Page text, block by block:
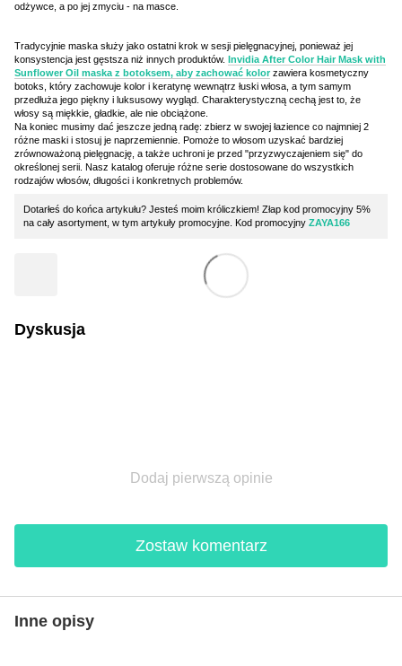
odżywce, a po jej zmyciu - na masce.
Tradycyjnie maska służy jako ostatni krok w sesji pielęgnacyjnej, ponieważ jej
konsystencja jest gęstsza niż innych produktów. Invidia After Color Hair Mask with
Sunflower Oil maska z botoksem, aby zachować kolorzawiera kosmetyczny
botoks, który zachowuje kolor i keratynę wewnątrz łuski włosa, a tym samym
przedłuża jego piękny i luksusowy wygląd. Charakterystyczną cechą jest to, że
włosy są miękkie, gładkie, ale nie obciążone.
Na koniec musimy dać jeszcze jedną radę: zbierz w swojej łazience co najmniej 2
różne maski i stosuj je naprzemiennie. Pomoże to włosom uzyskać bardziej
zrównoważoną pielęgnację, a także uchroni je przed "przyzwyczajeniem się" do
określonej serii. Nasz katalog oferuje różne serie dostosowane do wszystkich
rodzajów włosów, długości i konkretnych problemów.
Dotarłeś do końca artykułu? Jesteś moim króliczkiem! Złap kod promocyjny 5%
na cały asortyment, w tym artykuły promocyjne. Kod promocyjny ZAYA166
Dyskusja
Dodaj pierwszą opinie
Zostaw komentarz
Inne opisy